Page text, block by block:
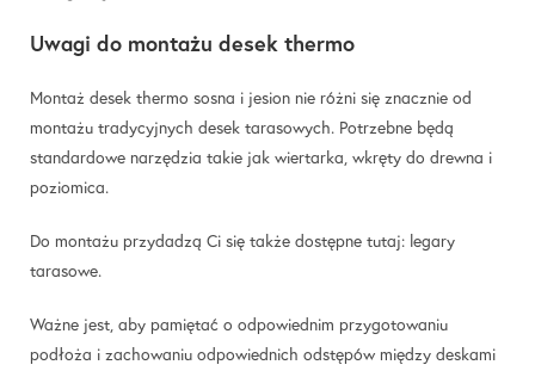
Uwagi do montażu desek thermo
Montaż desek thermo sosna i jesion nie różni się znacznie od
montażu tradycyjnych desek tarasowych. Potrzebne będą
standardowe narzędzia takie jak wiertarka, wkręty do drewna i
poziomica.
Do montażu przydadzą Ci się także dostępne tutaj: legary
tarasowe.
Ważne jest, aby pamiętać o odpowiednim przygotowaniu
podłoża i zachowaniu odpowiednich odstępów między deskami